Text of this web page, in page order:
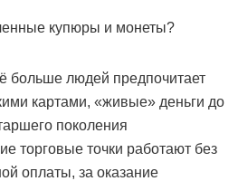
больше людей предпочитает
картами, «живые» деньги до
поколения
торговые точки работают без
оплаты, за оказание